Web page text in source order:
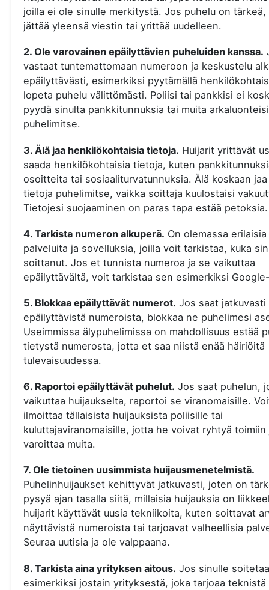
joilla ei ole sinulle merkitystä. Jos puhelu on
jättää yleensä viestin tai yrittää uudelleen.
2. Ole varovainen epäilyttävien puheluiden kanssa.
vastaat tuntemattomaan numeroon ja keskustelu
epäilyttävästi, esimerkiksi pyytämällä
lopeta puhelu välittömästi. Poliisi tai pankkisi ei
pyydä sinulta pankkitunnuksia tai muita
puhelimitse.
3. Älä jaa henkilökohtaisia tietoja. Huijarit yrittävät
saada henkilökohtaisia tietoja, kuten
osoitteita tai sosiaaliturvatunnuksia. Älä koskaan
tietoja puhelimitse, vaikka soittaja kuulostaisi
Tietojesi suojaaminen on paras tapa estää petoksia.
4. Tarkista numeron alkuperä. On olemassa erilaisia
palveluita ja sovelluksia, joilla voit tarkistaa, kuka
soittanut. Jos et tunnista numeroa ja se vaikuttaa
epäilyttävältä, voit tarkistaa sen esimerkiksi
5. Blokkaa epäilyttävät numerot. Jos saat jatkuvasti
epäilyttävistä numeroista, blokkaa ne puhelimesi
Useimmissa älypuhelimissa on mahdollisuus estää
tietystä numerosta, jotta et saa niistä enää häiriöitä
tulevaisuudessa.
6. Raportoi epäilyttävät puhelut. Jos saat puhelun,
vaikuttaa huijaukselta, raportoi se viranomaisille.
ilmoittaa tällaisista huijauksista poliisille tai
kuluttajaviranomaisille, jotta he voivat ryhtyä toimiin
varoittaa muita.
7. Ole tietoinen uusimmista huijausmenetelmistä.
Puhelinhuijaukset kehittyvät jatkuvasti, joten on
pysyä ajan tasalla siitä, millaisia huijauksia on
huijarit käyttävät uusia tekniikoita, kuten soittavat
näyttävistä numeroista tai tarjoavat valheellisia
Seuraa uutisia ja ole valppaana.
8. Tarkista aina yrityksen aitous. Jos sinulle
esimerkiksi jostain yrityksestä, joka tarjoaa teknistä